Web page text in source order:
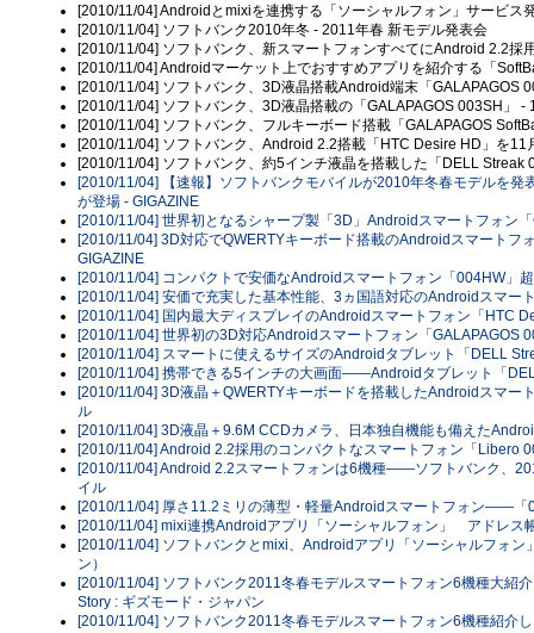
[2010/11/04] Androidとmixiを連携する「ソーシャルフォン」サービス
[2010/11/04] ソフトバンク2010年冬 - 2011年春 新モデル発表会
[2010/11/04] ソフトバンク、新スマートフォンすべてにAndroid 2.2採
[2010/11/04] Androidマーケット上でおすすめアプリを紹介する「
[2010/11/04] ソフトバンク、3D液晶搭載Android端末「GALAPAGOS
[2010/11/04] ソフトバンク、3D液晶搭載の「GALAPAGOS 003SH」
[2010/11/04] ソフトバンク、フルキーボード搭載「GALAPAGOS
[2010/11/04] ソフトバンク、Android 2.2搭載「HTC Desire HD」を11
[2010/11/04] ソフトバンク、約5インチ液晶を搭載した「DELL Streak
[2010/11/04] 【速報】ソフトバンクモバイルが2010年冬春モデルを
が登場 - GIGAZINE
[2010/11/04] 世界初となるシャープ製「3D」Androidスマートフォン
[2010/11/04] 3D対応でQWERTYキーボード搭載のAndroidスマートフ
GIGAZINE
[2010/11/04] コンパクトで安価なAndroidスマートフォン「004HW」
[2010/11/04] 安価で充実した基本性能、3ヵ国語対応のAndroidスマー
[2010/11/04] 国内最大ディスプレイのAndroidスマートフォン「HTC
[2010/11/04] 世界初の3D対応Androidスマートフォン「GALAPAGOS
[2010/11/04] スマートに使えるサイズのAndroidタブレット「DELL
[2010/11/04] 携帯できる5インチの大画面――Androidタブレット「
[2010/11/04] 3D液晶＋QWERTYキーボードを搭載したAndroidスマ
ル
[2010/11/04] 3D液晶＋9.6M CCDカメラ、日本独自機能も備えた
[2010/11/04] Android 2.2採用のコンパクトなスマートフォン「Libero
[2010/11/04] Android 2.2スマートフォンは6機種――ソフトバンク、
イル
[2010/11/04] 厚さ11.2ミリの薄型・軽量Androidスマートフォン――「
[2010/11/04] mixi連携Androidアプリ「ソーシャルフォン」 アドレス
[2010/11/04] ソフトバンクとmixi、Androidアプリ「ソーシャルフォ
ン）
[2010/11/04] ソフトバンク2011冬春モデルスマートフォン6機種大紹
Story : ギズモード・ジャパン
[2010/11/04] ソフトバンク2011冬春モデルスマートフォン6機種紹介